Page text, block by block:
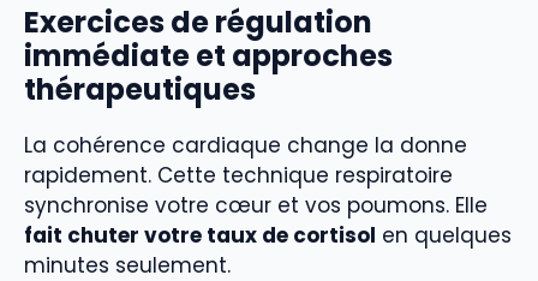
Exercices de régulation
immédiate et approches
thérapeutiques
La cohérence cardiaque change la donne
rapidement. Cette technique respiratoire
synchronise votre cœur et vos poumons. Elle
fait chuter votre taux de cortisol en quelques
minutes seulement.